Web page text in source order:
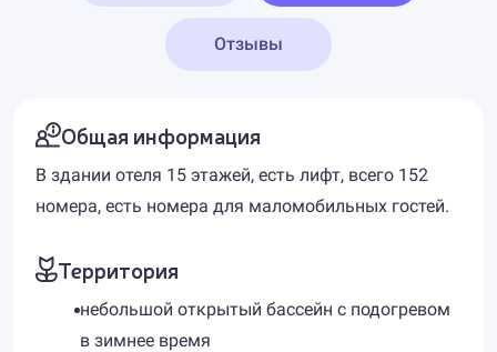
Отзывы
Общая информация
В здании отеля 15 этажей, есть лифт, всего 152
номера, есть номера для маломобильных гостей.
Территория
небольшой открытый бассейн с подогревом
в зимнее время